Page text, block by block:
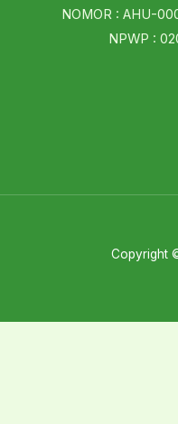
NOMOR : AHU-
NPWP :
Copyright